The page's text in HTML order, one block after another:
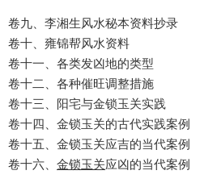
卷九、李湘生风水秘本资料抄录
卷十、雍锦帮风水资料
卷十一、各类发凶地的类型
卷十二、各种催旺调整措施
卷十三、阳宅与金锁玉关实践
卷十四、金锁玉关的古代实践案例
卷十五、金锁玉关应吉的当代案例
卷十六、 金锁玉关应凶的当代案例